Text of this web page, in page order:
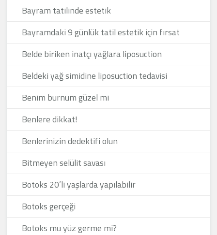
Bayram tatilinde estetik
Bayramdaki 9 günlük tatil estetik için fırsat
Belde biriken inatçı yağlara liposuction
Beldeki yağ simidine liposuction tedavisi
Benim burnum güzel mi
Benlere dikkat!
Benlerinizin dedektifi olun
Bitmeyen selülit savası
Botoks 20’li yaşlarda yapılabilir
Botoks gerçeği
Botoks mu yüz germe mi?